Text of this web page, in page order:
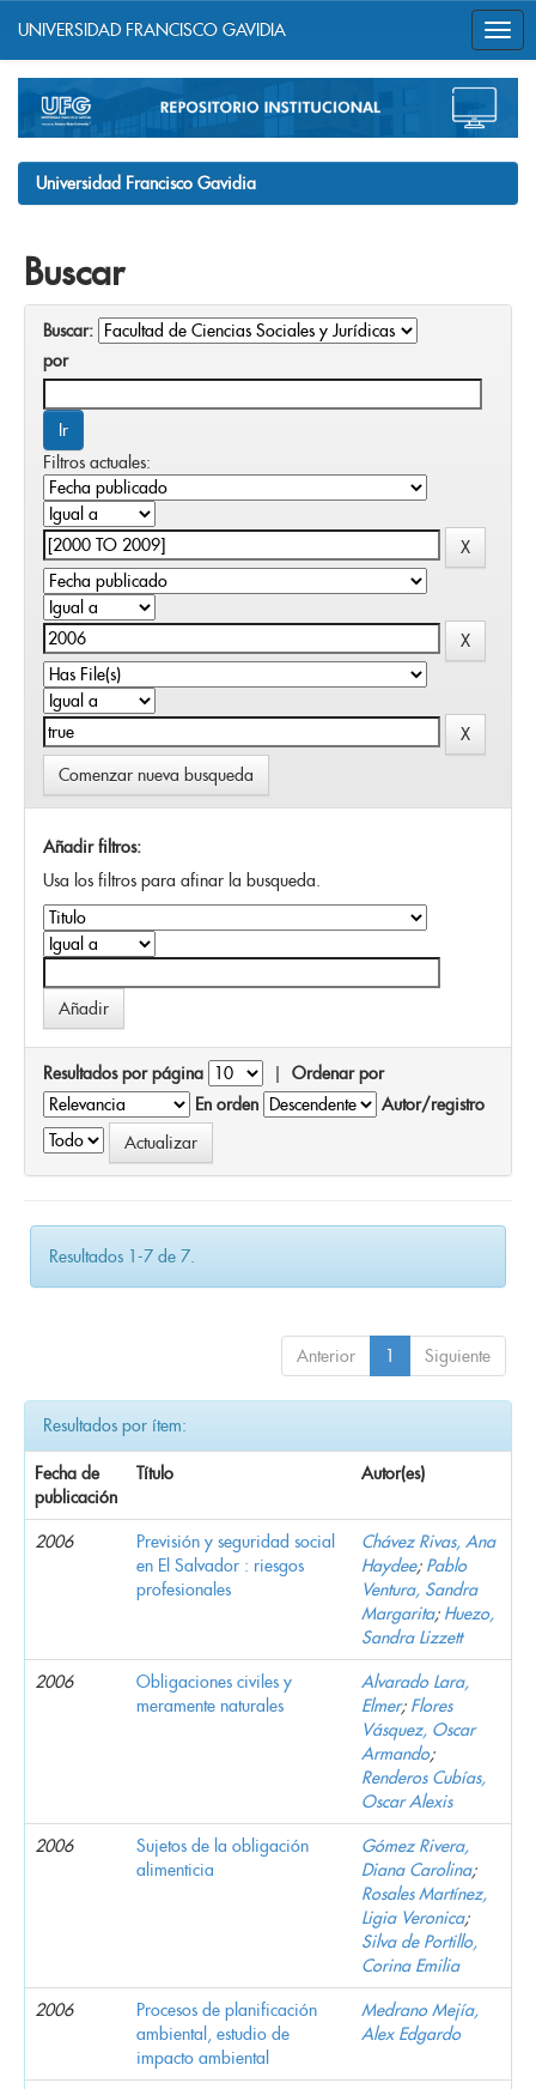
navigation
UNIVERSIDAD FRANCISCO GAVIDIA
Universidad Francisco Gavidia
Buscar
Buscar:
por
Filtros actuales:
Comenzar nueva busqueda
Añadir filtros:
Usa los filtros para afinar la busqueda.
Resultados por página | Ordenar por
En orden
Autor/registro
Resultados 1-7 de 7.
Anterior 1 Siguiente
Resultados por ítem:
Fecha de
publicación
Título Autor(es)
2006
Previsión y seguridad social
en El Salvador : riesgos
profesionales
Chávez Rivas, Ana
Haydee; Pablo
Ventura, Sandra
Margarita; Huezo,
Sandra Lizzett
2006
Obligaciones civiles y
meramente naturales
Alvarado Lara,
Elmer; Flores
Vásquez, Oscar
Armando;
Renderos Cubías,
Oscar Alexis
2006
Sujetos de la obligación
alimenticia
Gómez Rivera,
Diana Carolina;
Rosales Martínez,
Ligia Veronica;
Silva de Portillo,
Corina Emilia
2006
Procesos de planificación
ambiental, estudio de
impacto ambiental
Medrano Mejía,
Alex Edgardo